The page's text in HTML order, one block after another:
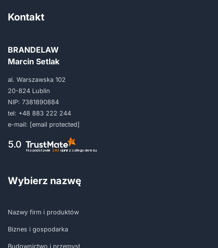
Kontakt
BRANDELAW
Marcin Setlak
al. Warszawska 102
20-824 Lublin
NIP: 7381890884
tel: +48 883 222 244
e-mail: [email protected]
5.0
Na podstawie 243 opinii z całego okresu
Wybierz nazwę
Nazwy firm i produktów
Biznes i gospodarka
Budownictwo i przemysł